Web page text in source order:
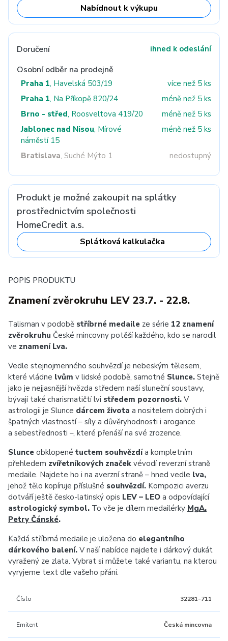
Nabídnout k výkupu
Doručení ihned k odeslání
Osobní odběr na prodejně
Praha 1, Havelská 503/19
více než 5 ks
Praha 1, Na Příkopě 820/24
méně než 5 ks
Brno - střed, Roosveltova 419/20
méně než 5 ks
Jablonec nad Nisou, Mírové
náměstí 15
méně než 5 ks
Bratislava, Suché Mýto 1 nedostupný
Produkt je možné zakoupit na splátky
prostřednictvím společnosti
HomeCredit a.s.
Splátková kalkulačka
POPIS PRODUKTU
Znamení zvěrokruhu LEV 23.7. - 22.8.
Talisman v podobě stříbrné medaile ze série 12 znamení
zvěrokruhu České mincovny potěší každého, kdo se narodil
ve znamení Lva.
Vedle stejnojmenného souhvězdí je nebeským tělesem,
které vládne lvům v lidské podobě, samotné Slunce. Stejně
jako je nejjasnější hvězda středem naší sluneční soustavy,
bývají také charismatičtí lvi středem pozornosti. V
astrologii je Slunce dárcem života a nositelem dobrých i
špatných vlastností – síly a důvěryhodnosti i arogance
a sebestřednosti –, které přenáší na své zrozence.
Slunce obklopené tuctem souhvězdía kompletním
přehledem zvířetníkových značek vévodí reverzní straně
medaile. Najdete ho i na averzní straně – hned vedle lva,
jehož tělo kopíruje příslušné souhvězdí. Kompozici averzu
dotváří ještě česko-latinský opis LEV – LEO a odpovídající
astrologický symbol. To vše je dílem medailérky MgA.
Petry Čánské.
Každá stříbrná medaile je uložena do elegantního
dárkového balení. V naší nabídce najdete i dárkový dukát
vyražený ze zlata. Vybrat si můžete také variantu, na kterou
vyryjeme text dle vašeho přání.
Číslo 32281-711
Emitent Česká mincovna